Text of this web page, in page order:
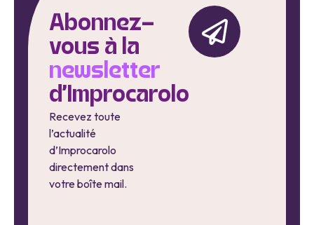
Abonnez-
vous à la
newsletter
d'Improcarolo
Recevez toute
l’actualité
d’Improcarolo
directement dans
votre boîte mail.